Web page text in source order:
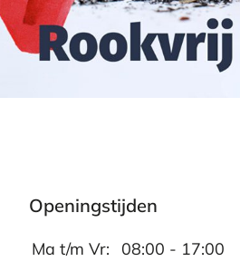
Openingstijden
Ma t/m Vr:
08:00 - 17:00